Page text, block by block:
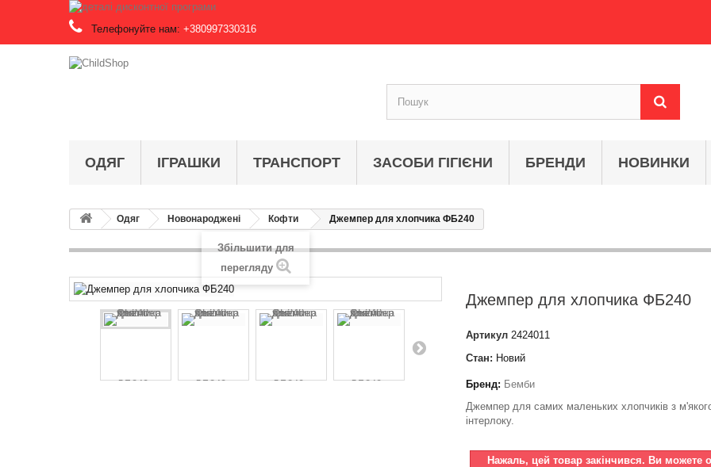
Телефонуйте нам: +380997330316
ОДЯГ ІГРАШКИ ТРАНСПОРТ ЗАСОБИ ГІГІЄНИ БРЕНДИ НОВИНКИ
Одяг Новонароджені Кофти Джемпер для хлопчика ФБ240
Збільшити для
перегляду
Джемпер для хлопчика ФБ240
Артикул 2424011
Стан: Новий
Бренд: Бемби
Джемпер для самих маленьких хлопчиків з
інтерлоку.
Нажаль, цей товар закінчився. Ви можете